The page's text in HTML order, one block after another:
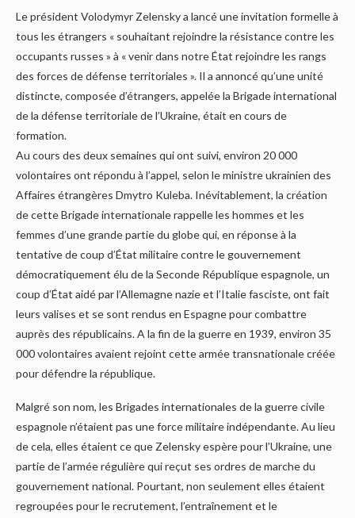
Le président Volodymyr Zelensky a lancé une invitation formelle à
tous les étrangers « souhaitant rejoindre la résistance contre les
occupants russes » à « venir dans notre État rejoindre les rangs
des forces de défense territoriales ». Il a annoncé qu’une unité
distincte, composée d’étrangers, appelée la Brigade international
de la défense territoriale de l’Ukraine, était en cours de
formation.
Au cours des deux semaines qui ont suivi, environ 20 000
volontaires ont répondu à l’appel, selon le ministre ukrainien des
Affaires étrangères Dmytro Kuleba. Inévitablement, la création
de cette Brigade internationale rappelle les hommes et les
femmes d’une grande partie du globe qui, en réponse à la
tentative de coup d’État militaire contre le gouvernement
démocratiquement élu de la Seconde République espagnole, un
coup d’État aidé par l’Allemagne nazie et l’Italie fasciste, ont fait
leurs valises et se sont rendus en Espagne pour combattre
auprès des républicains. A la fin de la guerre en 1939, environ 35
000 volontaires avaient rejoint cette armée transnationale créée
pour défendre la république.
Malgré son nom, les Brigades internationales de la guerre civile
espagnole n’étaient pas une force militaire indépendante. Au lieu
de cela, elles étaient ce que Zelensky espère pour l’Ukraine, une
partie de l’armée régulière qui reçut ses ordres de marche du
gouvernement national. Pourtant, non seulement elles étaient
regroupées pour le recrutement, l’entraînement et le